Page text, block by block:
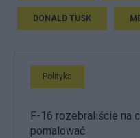
DONALD TUSK
Polityka
F-16 rozebraliście na
pomalować